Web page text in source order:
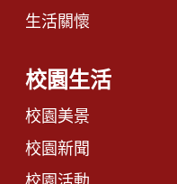
生活關懷
校園生活
校園美景
校園新聞